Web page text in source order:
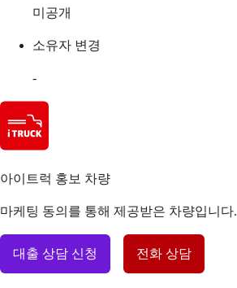
미공개
소유자 변경
-
아이트럭 홍보 차량
마케팅 동의를 통해 제공받은 차량입니다.
대출 상담 신청 전화 상담